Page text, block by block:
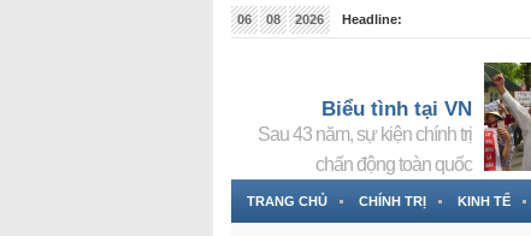
06 08 2026
Headline:
Biểu tình tại VN
Sau 43 năm, sự kiện chính trị
chấn động toàn quốc
TRANG CHỦ CHÍNH TRỊ KINH TẾ